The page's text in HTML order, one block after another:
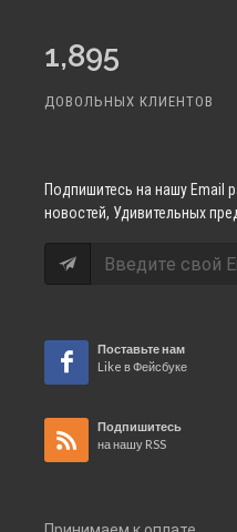
1,895
ДОВОЛЬНЫХ КЛИЕНТОВ
Подпишитесь на нашу Email
новостей, Удивительных
Поставьте нам
Like в Фейсбуке
Подпишитесь
на нашу RSS